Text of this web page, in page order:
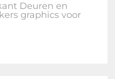
Deuren en
graphics voor